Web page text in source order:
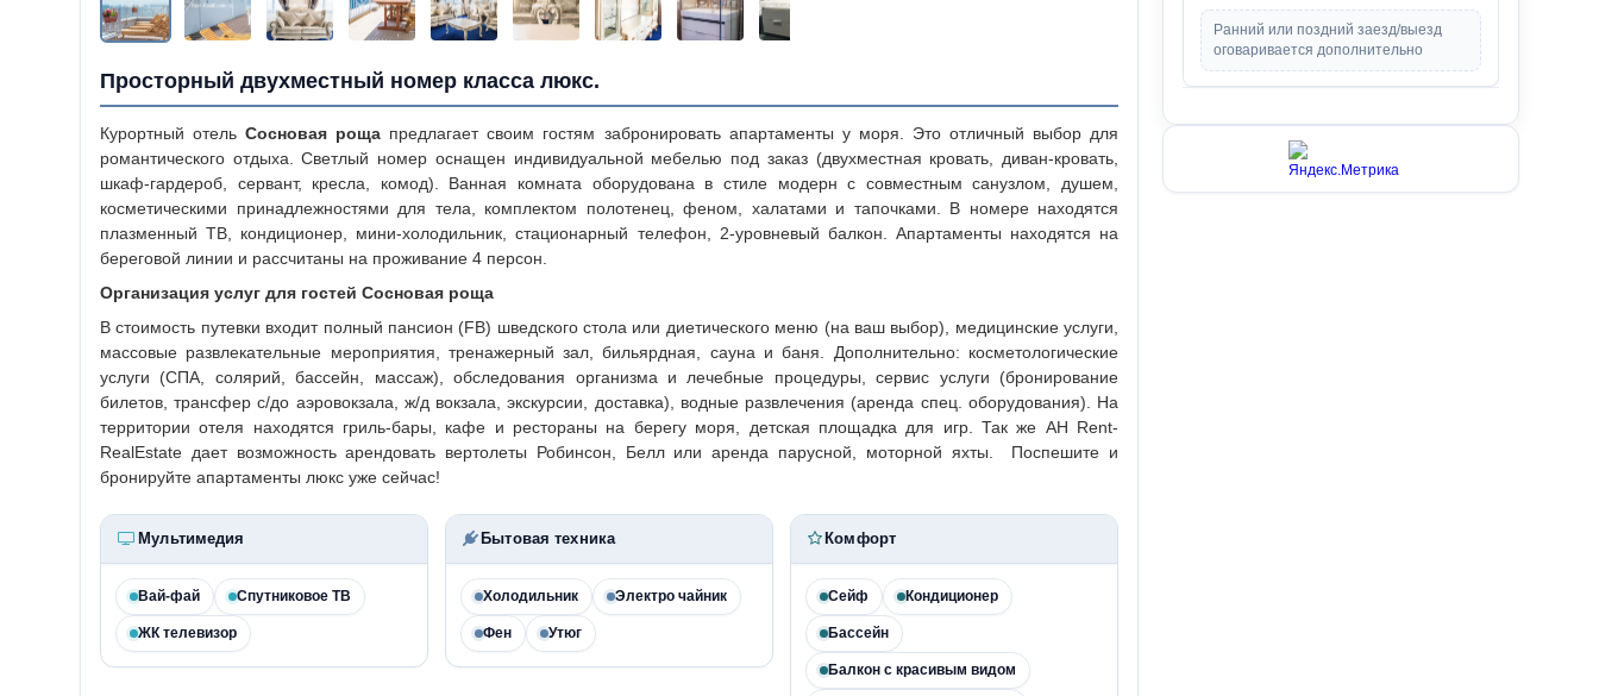
Просторный двухместный номер класса люкс.
Курортный отельСосновая роща предлагает своим гостям забронировать апартаменты у моря. Это отличный выбор для
романтического отдыха. Светлый номер оснащен индивидуальной мебелью под заказ (двухместная кровать, диван-кровать,
шкаф-гардероб, сервант, кресла, комод). Ванная комната оборудована в стиле модерн с совместным санузлом, душем,
косметическими принадлежностями для тела, комплектом полотенец, феном, халатами и тапочками. В номере находятся
плазменный ТВ, кондиционер, мини-холодильник, стационарный телефон, 2-уровневый балкон. Апартаменты находятся на
береговой линии и рассчитаны на проживание 4 персон.
Организация услуг для гостей Сосновая роща
В стоимость путевки входит полный пансион (FB) шведского стола или диетического меню (на ваш выбор), медицинские услуги,
массовые развлекательные мероприятия, тренажерный зал, бильярдная, сауна и баня. Дополнительно: косметологические
услуги (СПА, солярий, бассейн, массаж), обследования организма и лечебные процедуры, сервис услуги (бронирование
билетов, трансфер с/до аэровокзала, ж/д вокзала, экскурсии, доставка), водные развлечения (аренда спец. оборудования). На
территории отеля находятся гриль-бары, кафе и рестораны на берегу моря, детская площадка для игр. Так же АН Rent-
RealEstate дает возможность арендовать вертолеты Робинсон, Белл или аренда парусной, моторной яхты. Поспешите и
бронируйте апартаменты люкс уже сейчас!
Мультимедия
Вай-фай Спутниковое ТВ
ЖК телевизор
Бытовая техника
Холодильник Электро чайник
Фен Утюг
Комфорт
Сейф Кондиционер
Бассейн
Балкон с красивым видом
Ранний или поздний заезд/выезд
оговаривается дополнительно